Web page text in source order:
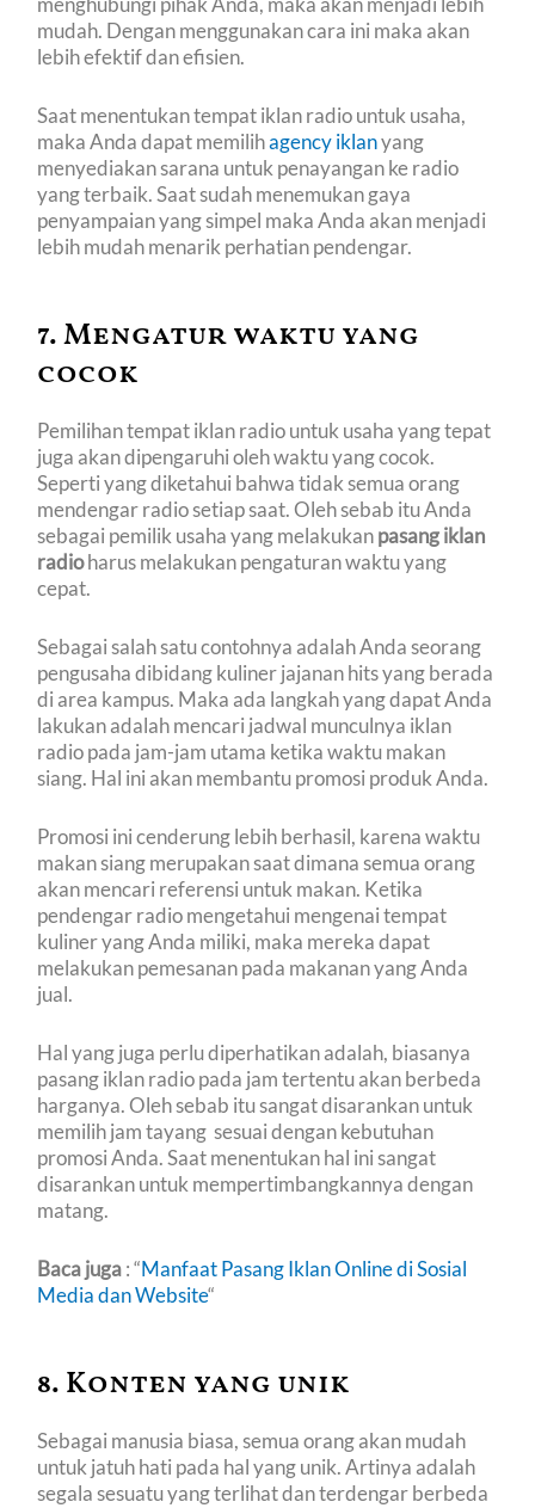
mudah. Dengan menggunakan cara ini maka akan
lebih efektif dan efisien.
Saat menentukan tempat iklan radio untuk usaha,
maka Anda dapat memilihagency iklanyang
menyediakan sarana untuk penayangan ke radio
yang terbaik. Saat sudah menemukan gaya
penyampaian yang simpel maka Anda akan menjadi
lebih mudah menarik perhatian pendengar.
7. Mengatur waktu yang
cocok
Pemilihan tempat iklan radio untuk usaha yang tepat
juga akan dipengaruhi oleh waktu yang cocok.
Seperti yang diketahui bahwa tidak semua orang
mendengar radio setiap saat. Oleh sebab itu Anda
sebagai pemilik usaha yang melakukanpasang iklan
radioharus melakukan pengaturan waktu yang
cepat.
Sebagai salah satu contohnya adalah Anda seorang
pengusaha dibidang kuliner jajanan hits yang berada
di area kampus. Maka ada langkah yang dapat Anda
lakukan adalah mencari jadwal munculnya iklan
radio pada jam-jam utama ketika waktu makan
siang. Hal ini akan membantu promosi produk Anda.
Promosi ini cenderung lebih berhasil, karena waktu
makan siang merupakan saat dimana semua orang
akan mencari referensi untuk makan. Ketika
pendengar radio mengetahui mengenai tempat
kuliner yang Anda miliki, maka mereka dapat
melakukan pemesanan pada makanan yang Anda
jual.
Hal yang juga perlu diperhatikan adalah, biasanya
pasang iklan radio pada jam tertentu akan berbeda
harganya. Oleh sebab itu sangat disarankan untuk
memilih jam tayang sesuai dengan kebutuhan
promosi Anda. Saat menentukan hal ini sangat
disarankan untuk mempertimbangkannya dengan
matang.
Baca juga: “Manfaat Pasang Iklan Online di Sosial
Media dan Website“
8. Konten yang unik
Sebagai manusia biasa, semua orang akan mudah
untuk jatuh hati pada hal yang unik. Artinya adalah
segala sesuatu yang terlihat dan terdengar berbeda